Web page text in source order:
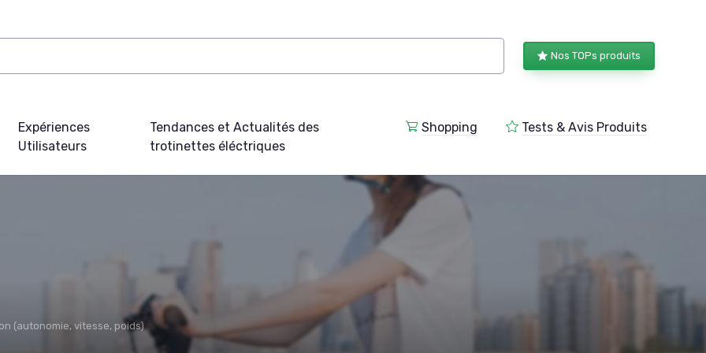
Nos TOPs produits
Expériences
Utilisateurs
Tendances et Actualités des
trotinettes éléctriques
Shopping Tests & Avis Produits
(autonomie, vitesse, poids)